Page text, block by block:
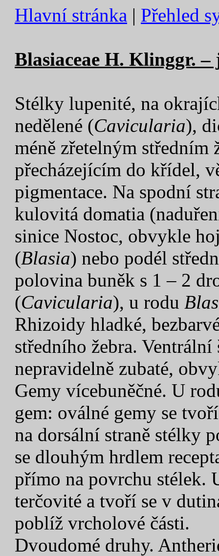
Hlavní stránka | Přehled
Blasiaceae H. Klinggr. –
Stélky lupenité, na
nedělené (Cavicularia),
méně zřetelným středním
přecházejícím do křídel,
pigmentace. Na spodní
kulovitá domatia
sinice Nostoc, obvykle
(Blasia) nebo podél
polovina buněk s 1 – 2
(Cavicularia), u rodu
Rhizoidy hladké,
středního žebra.
nepravidelně zubaté,
Gemy vícebuněčné. U
gem: oválné gemy se
na dorsální straně stélky
se dlouhým hrdlem
přímo na povrchu stélek.
terčovité a tvoří se v
poblíž vrcholové části.
Dvoudomé druhy.